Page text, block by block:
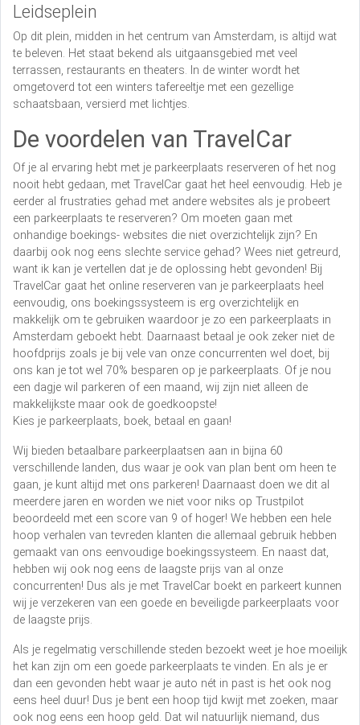
Leidseplein
Op dit plein, midden in het centrum van Amsterdam, is altijd wat
te beleven. Het staat bekend als uitgaansgebied met veel
terrassen, restaurants en theaters. In de winter wordt het
omgetoverd tot een winters tafereeltje met een gezellige
schaatsbaan, versierd met lichtjes.
De voordelen van TravelCar
Of je al ervaring hebt met je parkeerplaats reserveren of het nog
nooit hebt gedaan, met TravelCar gaat het heel eenvoudig. Heb je
eerder al frustraties gehad met andere websites als je probeert
een parkeerplaats te reserveren? Om moeten gaan met
onhandige boekings- websites die niet overzichtelijk zijn? En
daarbij ook nog eens slechte service gehad? Wees niet getreurd,
want ik kan je vertellen dat je de oplossing hebt gevonden! Bij
TravelCar gaat het online reserveren van je parkeerplaats heel
eenvoudig, ons boekingssysteem is erg overzichtelijk en
makkelijk om te gebruiken waardoor je zo een parkeerplaats in
Amsterdam geboekt hebt. Daarnaast betaal je ook zeker niet de
hoofdprijs zoals je bij vele van onze concurrenten wel doet, bij
ons kan je tot wel 70% besparen op je parkeerplaats. Of je nou
een dagje wil parkeren of een maand, wij zijn niet alleen de
makkelijkste maar ook de goedkoopste!
Kies je parkeerplaats, boek, betaal en gaan!
Wij bieden betaalbare parkeerplaatsen aan in bijna 60
verschillende landen, dus waar je ook van plan bent om heen te
gaan, je kunt altijd met ons parkeren! Daarnaast doen we dit al
meerdere jaren en worden we niet voor niks op Trustpilot
beoordeeld met een score van 9 of hoger! We hebben een hele
hoop verhalen van tevreden klanten die allemaal gebruik hebben
gemaakt van ons eenvoudige boekingssysteem. En naast dat,
hebben wij ook nog eens de laagste prijs van al onze
concurrenten! Dus als je met TravelCar boekt en parkeert kunnen
wij je verzekeren van een goede en beveiligde parkeerplaats voor
de laagste prijs.
Als je regelmatig verschillende steden bezoekt weet je hoe moeilijk
het kan zijn om een goede parkeerplaats te vinden. En als je er
dan een gevonden hebt waar je auto nét in past is het ook nog
eens heel duur! Dus je bent een hoop tijd kwijt met zoeken, maar
ook nog eens een hoop geld. Dat wil natuurlijk niemand, dus